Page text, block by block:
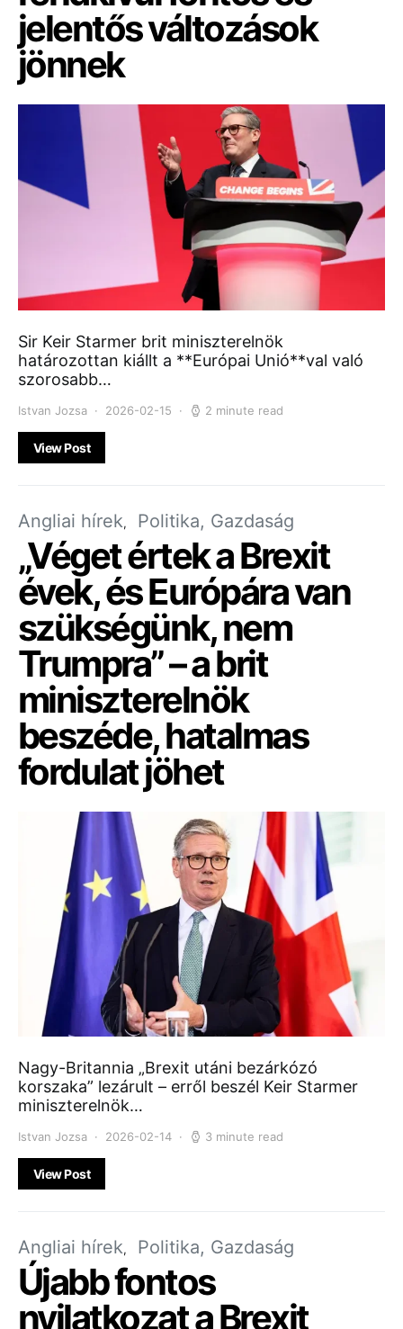
jelentős változások
jönnek
Sir Keir Starmer brit miniszterelnök
határozottan kiállt a **Európai Unió**val való
szorosabb…
Istvan Jozsa 2026-02-15 2 minute read
View Post
Angliai hírek Politika, Gazdaság
„Véget értek a Brexit
évek, és Európára van
szükségünk, nem
Trumpra” – a brit
miniszterelnök
beszéde, hatalmas
fordulat jöhet
Nagy-Britannia „Brexit utáni bezárkózó
korszaka” lezárult – erről beszél Keir Starmer
miniszterelnök…
Istvan Jozsa 2026-02-14 3 minute read
View Post
Angliai hírek Politika, Gazdaság
Újabb fontos
nyilatkozat a Brexit